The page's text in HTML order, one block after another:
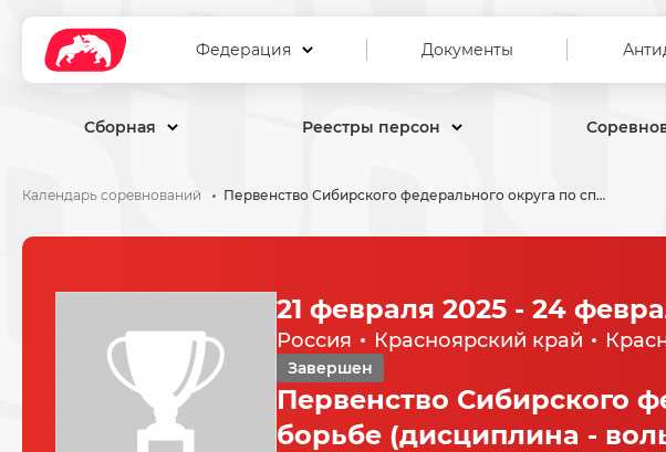
Федерация Документы
Сборная Реестры персон
Календарь соревнований Первенство Сибирского федерального округа по спортивной борьбе (дисциплина - вольная борьба) среди юниоров до 21 года
21 февраля 2025 - 24
Россия Красноярский край
Завершен
Первенство Сибирского
борьбе (дисциплина -